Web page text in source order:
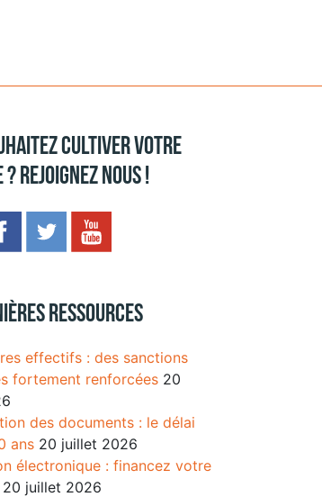
cultiver votre
Rejoignez nous !
ressources
effectifs : des sanctions
fortement renforcées 20
des documents : le délai
ans 20 juillet 2026
électronique : financez votre
20 juillet 2026